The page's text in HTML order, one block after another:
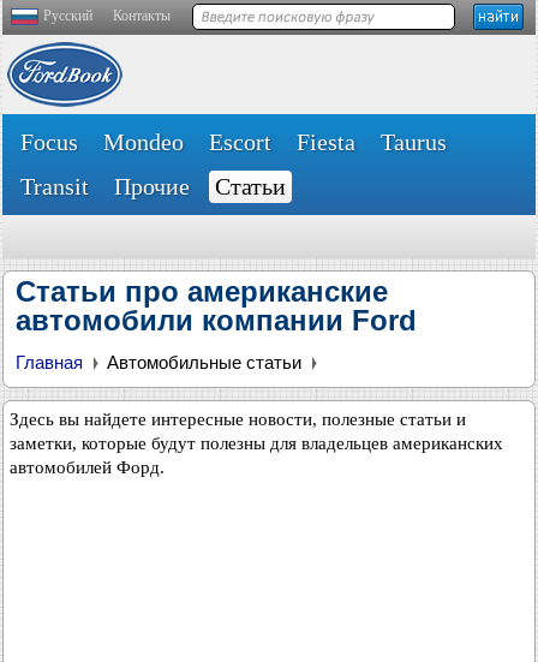
Русский Контакты
Focus Mondeo Escort Fiesta
Taurus
Transit
Прочие Статьи
Статьи про американские
автомобили компании Ford
Главная Автомобильные статьи
Здесь вы найдете интересные новости, полезные статьи и
заметки, которые будут полезны для владельцев американских
автомобилей Форд.